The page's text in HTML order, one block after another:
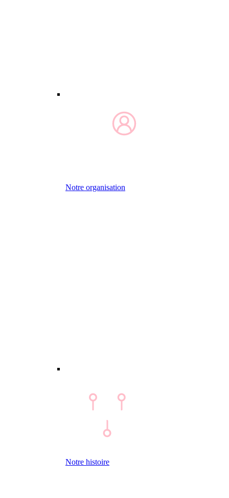
Notre organisation
Notre histoire